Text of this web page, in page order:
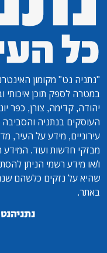
"נתניה נט" מקומון
במטרה לספק תוכן איכותי
יהודה, קדימה, צורן, כפר
העוסקים בנתניה והסביבה
עירוניים, מידע על העיר,
מבזקי חדשות ועוד.
ו/או מידע רשמי הניתן
שהיא על נזקים כלשהם
באתר.